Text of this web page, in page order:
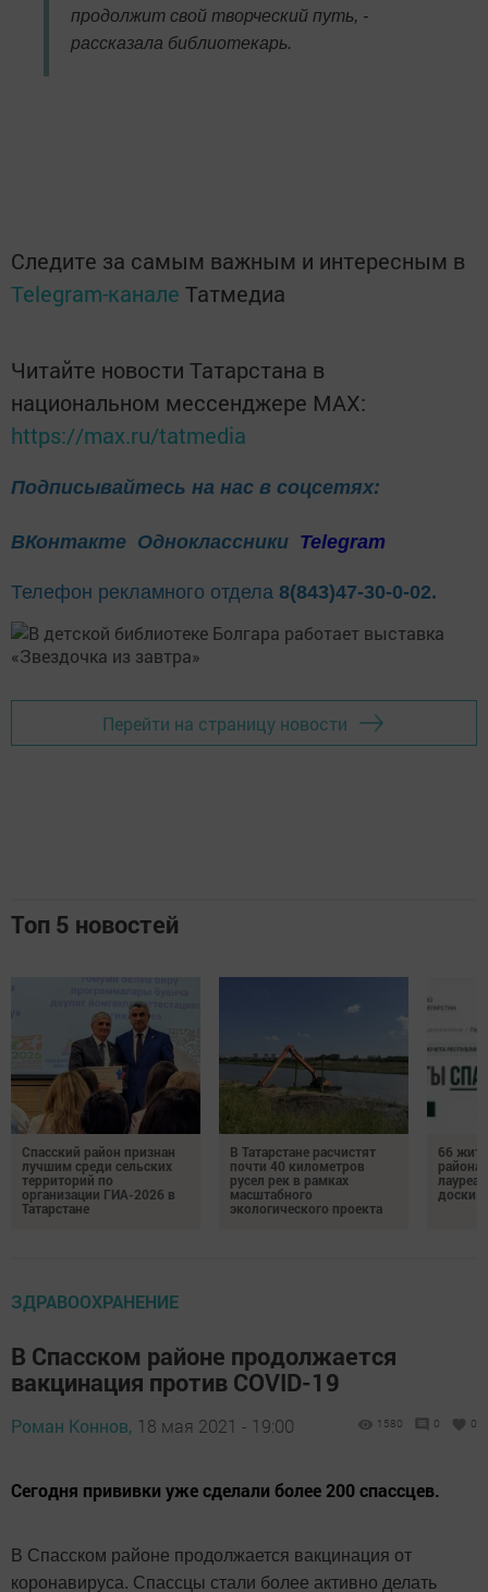
продолжит свой творческий путь, -
рассказала библиотекарь.
Следите за самым важным и интересным в
Telegram-канале Татмедиа
Читайте новости Татарстана в
национальном мессенджере MАХ:
https://max.ru/tatmedia
Подписывайтесь на нас в соцсетях:
ВКонтакте Одноклассники Telegram
Телефон рекламного отдела 8(843)47-30-0-02.
Перейти на страницу новости
Топ 5 новостей
Спасский район признан
лучшим среди сельских
территорий по
организации ГИА-2026 в
Татарстане
В Татарстане расчистят
почти 40 километров
русел рек в рамках
масштабного
экологического проекта
66
района
доски
ЗДРАВООХРАНЕНИЕ
В Спасском районе продолжается
вакцинация против COVID-19
Роман Коннов, 18 мая 2021 - 19:00 1580 0 0
Сегодня прививки уже сделали более 200 спассцев.
В Спасском районе продолжается вакцинация от
коронавируса. Спассцы стали более активно делать